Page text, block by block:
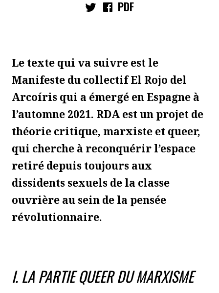
PDF
Le texte qui va suivre est le
Manifeste du collectif El Rojo del
Arcoíris qui a émergé en Espagne à
l’automne 2021. RDA est un projet de
théorie critique, marxiste et queer,
qui cherche à reconquérir l’espace
retiré depuis toujours aux
dissidents sexuels de la classe
ouvrière au sein de la pensée
révolutionnaire.
I. LA PARTIE QUEER DU MARXISME